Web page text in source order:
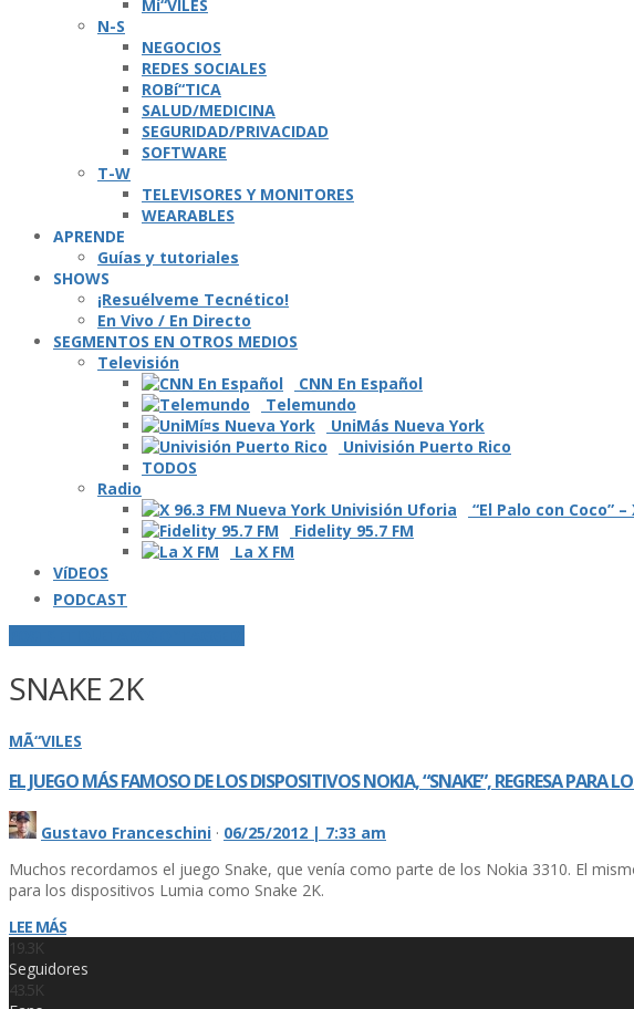
Mí“VILES
N-S
NEGOCIOS
REDES SOCIALES
ROBí“TICA
SALUD/MEDICINA
SEGURIDAD/PRIVACIDAD
SOFTWARE
T-W
TELEVISORES Y MONITORES
WEARABLES
APRENDE
Guí­as y tutoriales
SHOWS
¡Resuélveme Tecnético!
En Vivo / En Directo
SEGMENTOS EN OTROS MEDIOS
Televisión
CNN En Español
Telemundo
UniMás Nueva York
Univisión Puerto Rico
TODOS
Radio
“El Palo con Coco” –
Fidelity 95.7 FM
La X FM
VíDEOS
PODCAST
SNAKE 2K
MÃ“VILES
EL JUEGO MÁS FAMOSO DE LOS DISPOSITIVOS NOKIA, “SNAKE”, REGRESA PARA
Gustavo Franceschini · 06/25/2012 | 7:33 am
Muchos recordamos el juego Snake, que vení­a como parte de los Nokia 3310. El
para los dispositivos Lumia como Snake 2K.
LEE MÁS
19.3K
Seguidores
43.5K